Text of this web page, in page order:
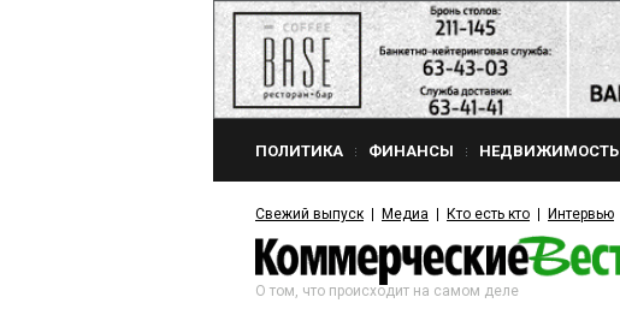
ПОЛИТИКА ФИНАНСЫ НЕДВИЖИМОСТЬ
Свежий выпуск Медиа Кто есть кто Интервью
О том, что происходит на самом деле